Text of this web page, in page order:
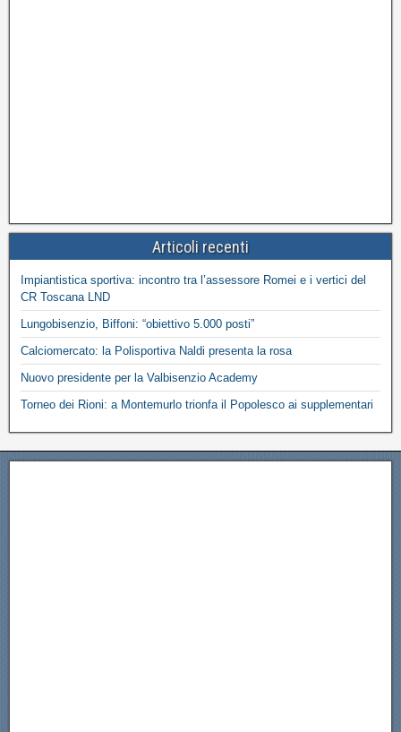
Articoli recenti
Impiantistica sportiva: incontro tra l’assessore Romei e i vertici del
CR Toscana LND
Lungobisenzio, Biffoni: “obiettivo 5.000 posti”
Calciomercato: la Polisportiva Naldi presenta la rosa
Nuovo presidente per la Valbisenzio Academy
Torneo dei Rioni: a Montemurlo trionfa il Popolesco ai supplementari